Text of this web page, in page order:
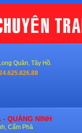
Quân, Tây Hồ.
- QUẢNG NINH
Cẩm Phả